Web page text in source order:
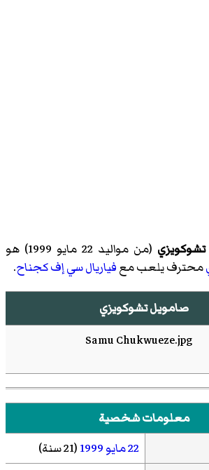
(من مواليد 22 مايو 1999) هو
محترف يلعب معفياريال سي إفكجناح.
صامويل تشوكويزي
معلومات شخصية
22 مايو 1999(21 سنة)